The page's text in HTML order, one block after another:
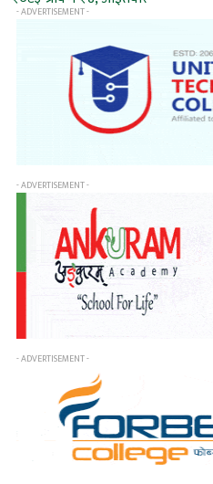
- ADVERTISEMENT -
- ADVERTISEMENT -
- ADVERTISEMENT -